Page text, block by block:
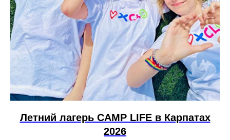
Летний лагерь CAMP LIFE в Карпатах
2026